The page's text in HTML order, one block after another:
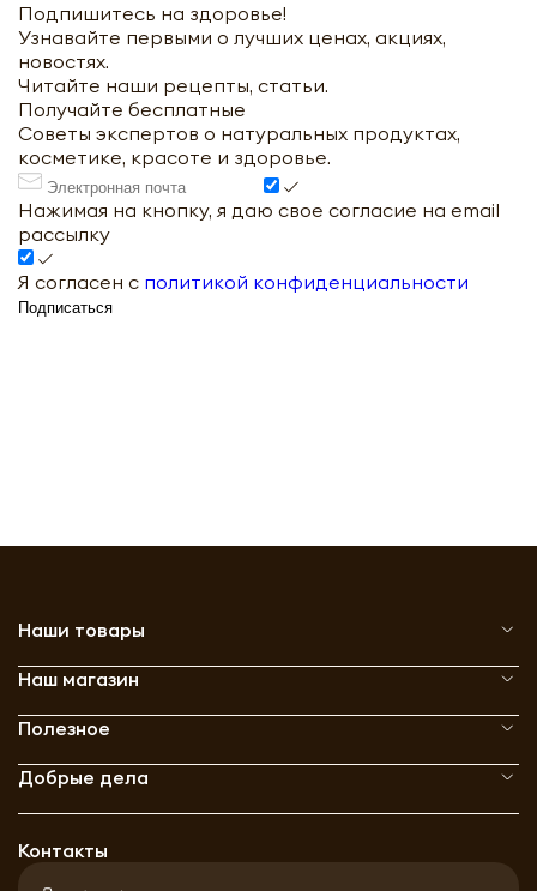
Подпишитесь на здоровье!
Узнавайте первыми о лучших ценах, акциях,
новостях.
Читайте наши рецепты, статьи.
Получайте бесплатные
Советы экспертов о натуральных продуктах,
косметике, красоте и здоровье.
Нажимая на кнопку, я даю свое согласие на email
рассылку
Я согласен с политикой конфиденциальности
Подписаться
Наши товары
Наш магазин
Полезное
Добрые дела
Контакты